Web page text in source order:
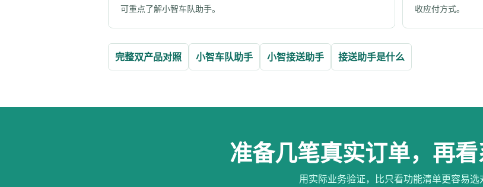
可重点了解小智车队助手。
收应付方式。
完整双产品对照 小智车队助手 小智接送助手 接送助手是什么
准备几笔真实订单，再
用实际业务验证，比只看功能清单更容易选